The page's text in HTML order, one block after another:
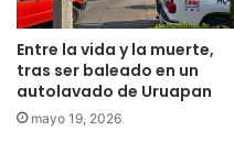
Entre la vida y la muerte,
tras ser baleado en un
autolavado de Uruapan
mayo 19, 2026